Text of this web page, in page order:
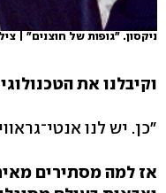
ניקסון. "גופות של חוצנים" |
וקיבלנו את
"כן. יש לנו
אז למה מסתירים